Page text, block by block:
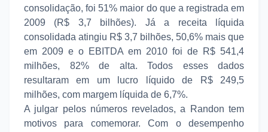
consolidação, foi 51% maior do que a registrada em
2009 (R$ 3,7 bilhões). Já a receita líquida
consolidada atingiu R$ 3,7 bilhões, 50,6% mais que
em 2009 e o EBITDA em 2010 foi de R$ 541,4
milhões, 82% de alta. Todos esses dados
resultaram em um lucro líquido de R$ 249,5
milhões, com margem líquida de 6,7%.
A julgar pelos números revelados, a Randon tem
motivos para comemorar. Com o desempenho